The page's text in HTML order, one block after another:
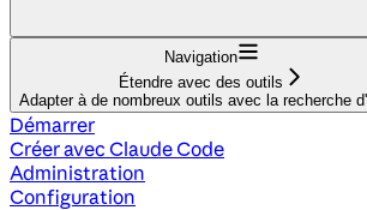
Navigation
Étendre avec des outils
Adapter à de nombreux outils avec la recherche
Démarrer
Créer avec Claude Code
Administration
Configuration